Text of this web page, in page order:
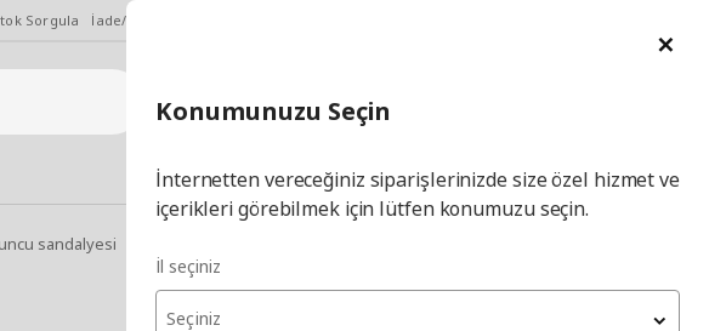
Sorgula İade/Değişim Talebi
İl Seçiniz İl
Hej! Üye Girişi / Üye Ol
sandalyesi
Konumunuzu Seçin
İnternetten vereceğiniz siparişlerinizde size özel hizmet ve
içerikleri görebilmek için lütfen konumuzu seçin.
İl seçiniz
Seçiniz